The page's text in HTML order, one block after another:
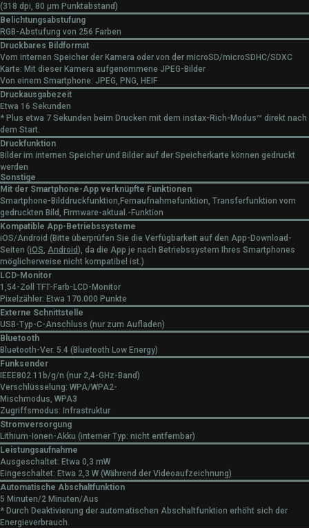
(318 dpi, 80 μm Punktabstand)
Belichtungsabstufung
RGB-Abstufung von 256 Farben
Druckbares Bildformat
Vom internen Speicher der Kamera oder von der microSD/microSDHC/SDXC
Karte: Mit dieser Kamera aufgenommene JPEG-Bilder
Von einem Smartphone: JPEG, PNG, HEIF
Druckausgabezeit
Etwa 16 Sekunden
* Plus etwa 7 Sekunden beim Drucken mit dem instax-Rich-Modus™ direkt nach
dem Start.
Druckfunktion
Bilder im internen Speicher und Bilder auf der Speicherkarte können gedruckt
werden
Sonstige
Mit der Smartphone-App verknüpfte Funktionen
Smartphone-Bilddruckfunktion,Fernaufnahmefunktion, Transferfunktion vom
gedruckten Bild, Firmware-aktual.-Funktion
Kompatible App-Betriebssysteme
iOS/Android (Bitte überprüfen Sie die Verfügbarkeit auf den App-Download-
Seiten (iOS, Android), da die App je nach Betriebssystem Ihres Smartphones
möglicherweise nicht kompatibel ist.)
LCD-Monitor
1,54-Zoll TFT-Farb-LCD-Monitor
Pixelzähler: Etwa 170.000 Punkte
Externe Schnittstelle
USB-Typ-C-Anschluss (nur zum Aufladen)
Bluetooth
Bluetooth-Ver. 5.4 (Bluetooth Low Energy)
Funksender
IEEE802.11b/g/n (nur 2,4-GHz-Band)
Verschlüsselung: WPA/WPA2-
Mischmodus, WPA3
Zugriffsmodus: Infrastruktur
Stromversorgung
Lithium-Ionen-Akku (interner Typ: nicht entfernbar)
Leistungsaufnahme
Ausgeschaltet: Etwa 0,3 mW
Eingeschaltet: Etwa 2,3 W (Während der Videoaufzeichnung)
Automatische Abschaltfunktion
5 Minuten/2 Minuten/Aus
* Durch Deaktivierung der automatischen Abschaltfunktion erhöht sich der
Energieverbrauch.